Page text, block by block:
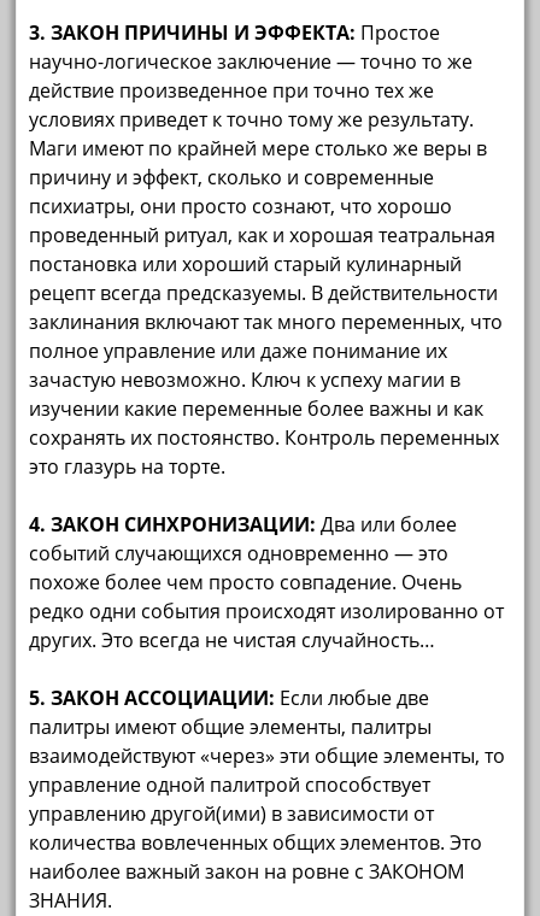
3. ЗАКОН ПРИЧИНЫ И ЭФФЕКТА: Простое
научно-логическое заключение — точно то же
действие произведенное при точно тех же
условиях приведет к точно тому же результату.
Маги имеют по крайней мере столько же веры в
причину и эффект, сколько и современные
психиатры, они просто сознают, что хорошо
проведенный ритуал, как и хорошая театральная
постановка или хороший старый кулинарный
рецепт всегда предсказуемы. В действительности
заклинания включают так много переменных, что
полное управление или даже понимание их
зачастую невозможно. Ключ к успеху магии в
изучении какие переменные более важны и как
сохранять их постоянство. Контроль переменных
это глазурь на торте.
4. ЗАКОН СИНХРОНИЗАЦИИ: Два или более
событий случающихся одновременно — это
похоже более чем просто совпадение. Очень
редко одни события происходят изолированно от
других. Это всегда не чистая случайность…
5. ЗАКОН АССОЦИАЦИИ: Если любые две
палитры имеют общие элементы, палитры
взаимодействуют «через» эти общие элементы, то
управление одной палитрой способствует
управлению другой(ими) в зависимости от
количества вовлеченных общих элементов. Это
наиболее важный закон на ровне с ЗАКОНОМ
ЗНАНИЯ.